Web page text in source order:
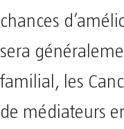
chances
sera
familial, les
de médiateurs